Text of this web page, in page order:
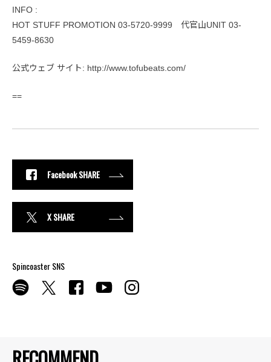
INFO :
HOT STUFF PROMOTION 03-5720-9999 代官山UNIT 03-
5459-8630
公式ウェブ サイト: http://www.tofubeats.com/
==
Facebook SHARE
X SHARE
Spincoaster SNS